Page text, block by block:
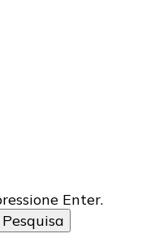
para pizzas,
comércio com a
conteúdos!
Enter.